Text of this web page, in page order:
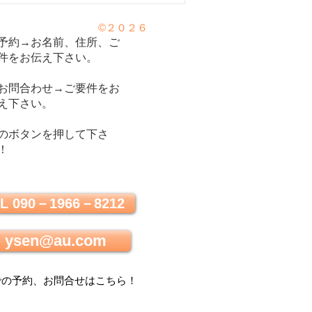
予約→お名前、住所、ご
をお伝え下さい。
お問合わせ→ご要件をお
下さい。
ボタンを押して下さ
090－1966－8212
ysen@au.com
予約、お問合せはこちら ！
©２０２６